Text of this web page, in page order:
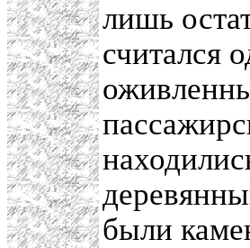
лишь
считался
были